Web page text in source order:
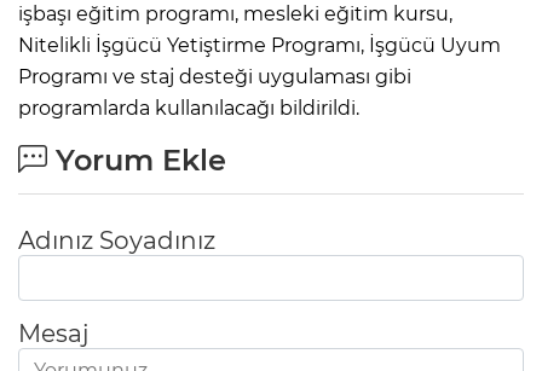
işbaşı eğitim programı, mesleki eğitim kursu,
Nitelikli İşgücü Yetiştirme Programı, İşgücü Uyum
Programı ve staj desteği uygulaması gibi
programlarda kullanılacağı bildirildi.
Yorum Ekle
Adınız Soyadınız
Mesaj